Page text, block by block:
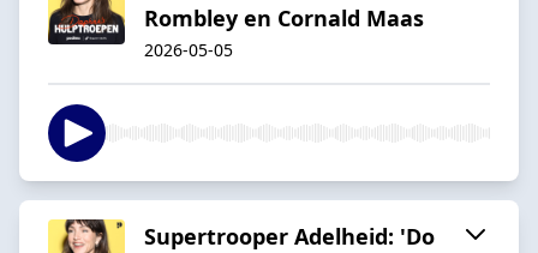
Rombley en Cornald Maas
2026-05-05
Supertrooper Adelheid: 'Do